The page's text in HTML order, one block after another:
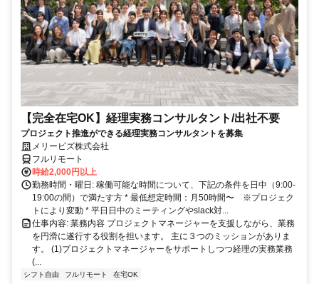
【完全在宅OK】経理実務コンサルタント/出社不要
プロジェクト推進ができる経理実務コンサルタントを募集
メリービズ株式会社
フルリモート
時給2,000円以上
勤務時間・曜日: 稼働可能な時間について、下記の条件を日中（9:00-
19:00の間）で満たす方 * 最低想定時間：月50時間〜 ※プロジェク
トにより変動 * 平日日中のミーティングやslack対...
仕事内容: 業務内容 プロジェクトマネージャーを支援しながら、業務
を円滑に遂行する役割を担います。 主に３つのミッションがありま
す。 (1)プロジェクトマネージャーをサポートしつつ経理の実務業務
(...
シフト自由 フルリモート 在宅OK